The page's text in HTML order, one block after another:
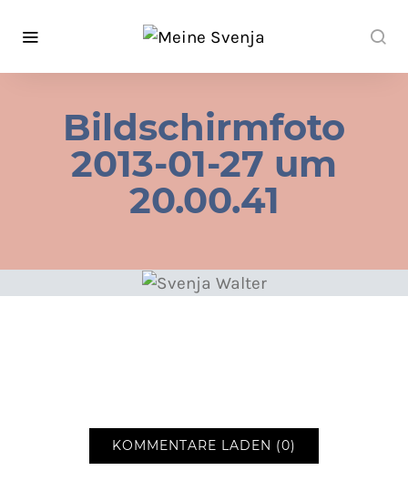
Bildschirmfoto
2013-01-27 um
20.00.41
KOMMENTARE LADEN (0)